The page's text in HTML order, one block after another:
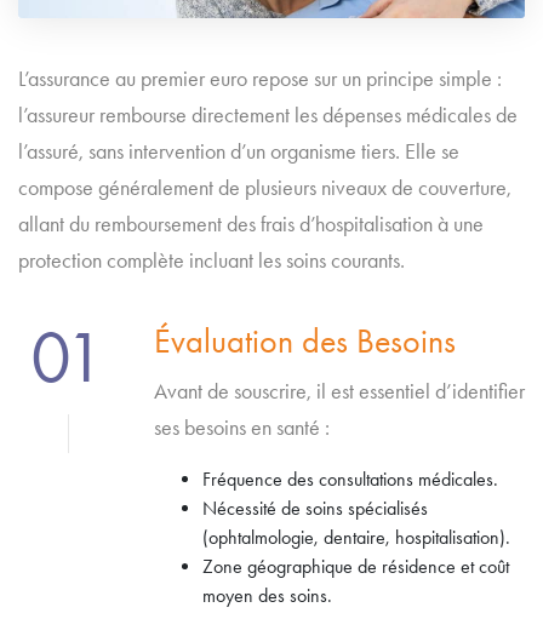
L’assurance au premier euro repose sur un principe simple :
l’assureur rembourse directement les dépenses médicales de
l’assuré, sans intervention d’un organisme tiers. Elle se
compose généralement de plusieurs niveaux de couverture,
allant du remboursement des frais d’hospitalisation à une
protection complète incluant les soins courants.
01 Évaluation des Besoins
Avant de souscrire, il est essentiel d’identifier
ses besoins en santé :
Fréquence des consultations médicales.
Nécessité de soins spécialisés
(ophtalmologie, dentaire, hospitalisation).
Zone géographique de résidence et coût
moyen des soins.